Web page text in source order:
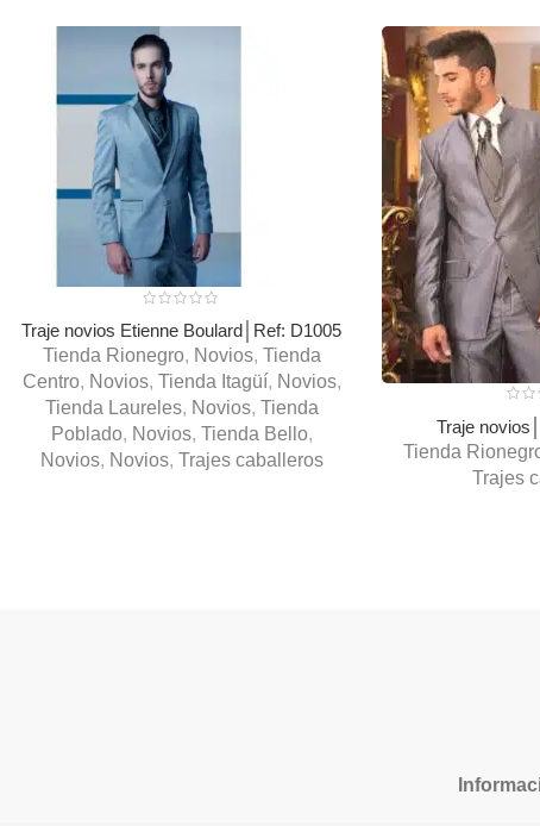
Traje novios Etienne Boulard│Ref: D1005
Tienda Rionegro, Novios, Tienda
Centro, Novios, Tienda Itagüí, Novios,
Tienda Laureles, Novios, Tienda
Poblado, Novios, Tienda Bello,
Novios, Novios, Trajes caballeros
Traje
Tienda
Trajes